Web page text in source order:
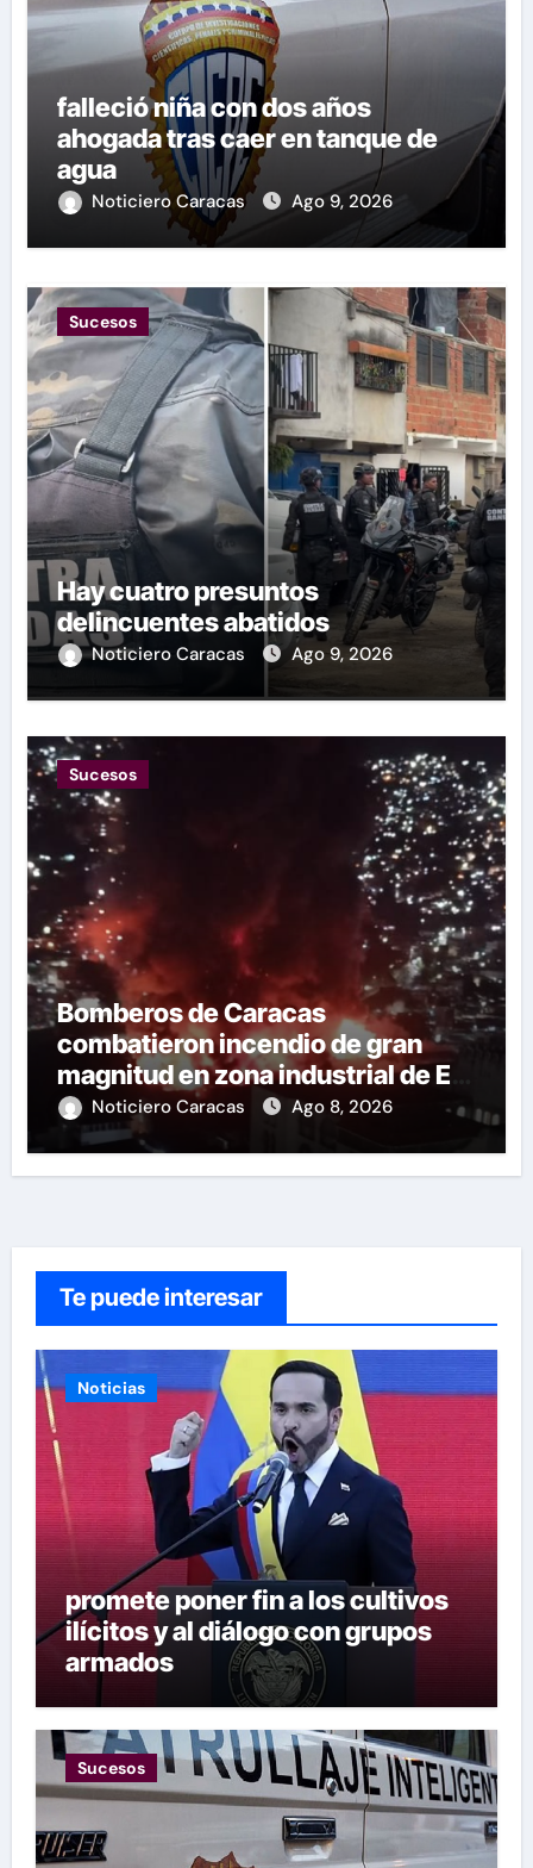
falleció niña con dos años
ahogada tras caer en tanque de
agua
Noticiero Caracas Ago 9, 2026
Sucesos
Hay cuatro presuntos
delincuentes abatidos
Noticiero Caracas Ago 9, 2026
Sucesos
Bomberos de Caracas
combatieron incendio de gran
magnitud en zona industrial de El
Llanito
Noticiero Caracas Ago 8, 2026
Te puede interesar
Noticias
promete poner fin a los cultivos
ilícitos y al diálogo con grupos
armados
Sucesos